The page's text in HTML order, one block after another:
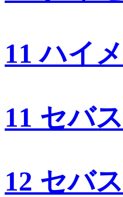
11 ハイ
11 セバ
12 セバ